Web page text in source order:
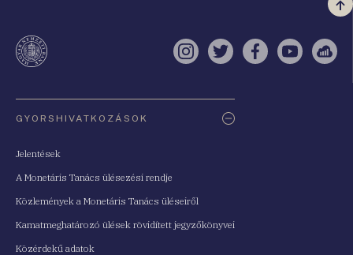
a
Instagram
TwitterFacebook
YouTube
GYORSHIVATKOZÁSOK
Jelentések
A Monetáris Tanács ülésezési rendje
Közlemények a Monetáris Tanács üléseiről
Kamatmeghatározó ülések rövidített jegyzőkönyvei
Közérdekű adatok